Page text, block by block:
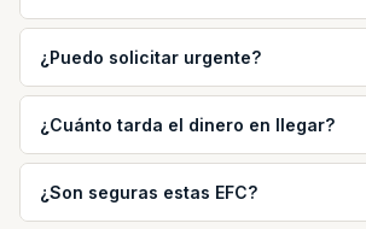
¿Puedo solicitar urgente?
¿Cuánto tarda el dinero en llegar?
¿Son seguras estas EFC?